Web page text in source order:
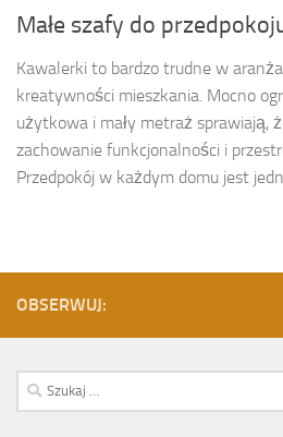
Małe szafy do
Kawalerki to bardzo trudne w
kreatywności mieszkania. Mocno
użytkowa i mały metraż sprawiają,
zachowanie funkcjonalności i
Przedpokój w każdym domu jest
OBSERWUJ:
Szukaj: